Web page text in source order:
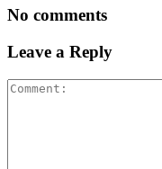
No comments
Leave a Reply